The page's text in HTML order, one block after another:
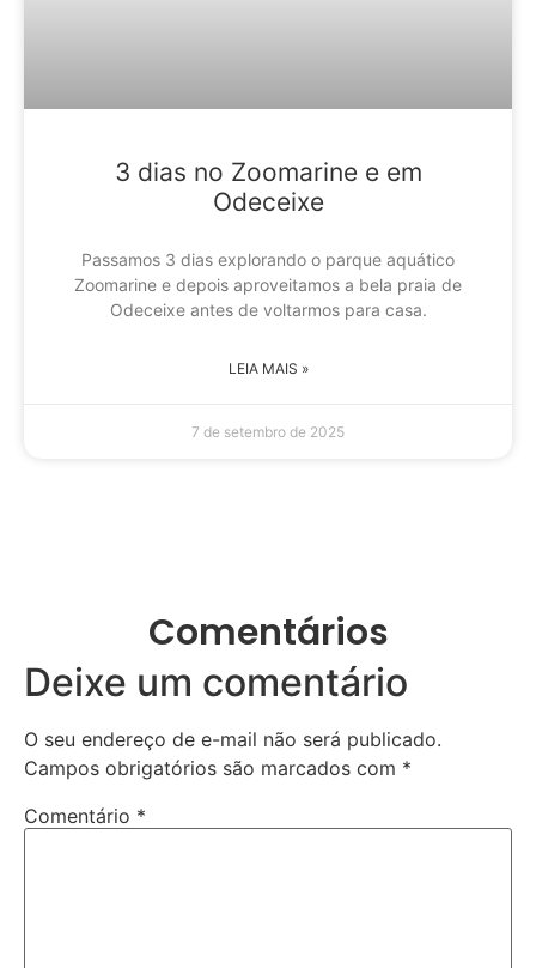
3 dias no Zoomarine e em
Odeceixe
Passamos 3 dias explorando o parque aquático
Zoomarine e depois aproveitamos a bela praia de
Odeceixe antes de voltarmos para casa.
LEIA MAIS »
7 de setembro de 2025
Comentários
Deixe um comentário
O seu endereço de e-mail não será publicado.
Campos obrigatórios são marcados com *
Comentário *